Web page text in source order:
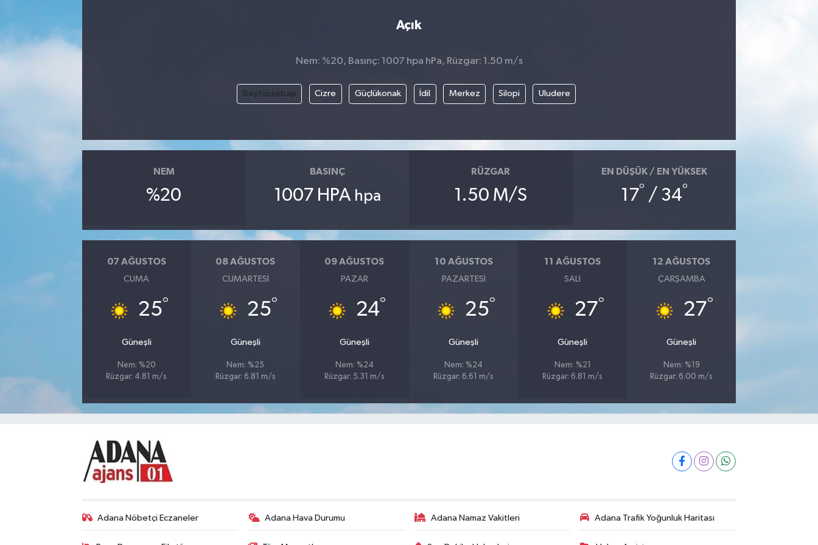
Açık
Nem: %20, Basınç: 1007 hpa hPa, Rüzgar: 1.50 m/s
Beytüşşebap Cizre Güçlükonak İdil Merkez Silopi Uludere
NEM
%20
BASINÇ
1007 HPA hpa
RÜZGAR
1.50 M/S
EN DÜŞÜK / EN YÜKSEK
17° / 34°
07 AĞUSTOS
CUMA
25°
Güneşli
Nem: %20
Rüzgar: 4.81 m/s
08 AĞUSTOS
CUMARTESI
25°
Güneşli
Nem: %25
Rüzgar: 6.81 m/s
09 AĞUSTOS
PAZAR
24°
Güneşli
Nem: %24
Rüzgar: 5.31 m/s
10 AĞUSTOS
PAZARTESI
25°
Güneşli
Nem: %24
Rüzgar: 6.61 m/s
11 AĞUSTOS
SALI
27°
Güneşli
Nem: %21
Rüzgar: 6.81 m/s
12 AĞUSTOS
ÇARŞAMBA
27°
Güneşli
Nem: %19
Rüzgar: 6.00 m/s
Adana Nöbetçi Eczaneler Adana Hava Durumu Adana Namaz Vakitleri Adana Trafik Yoğunluk Haritası
Magazin